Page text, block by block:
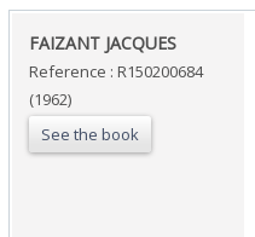
‎FAIZANT JACQUES‎
Reference : R150200684
(1962)
See the book